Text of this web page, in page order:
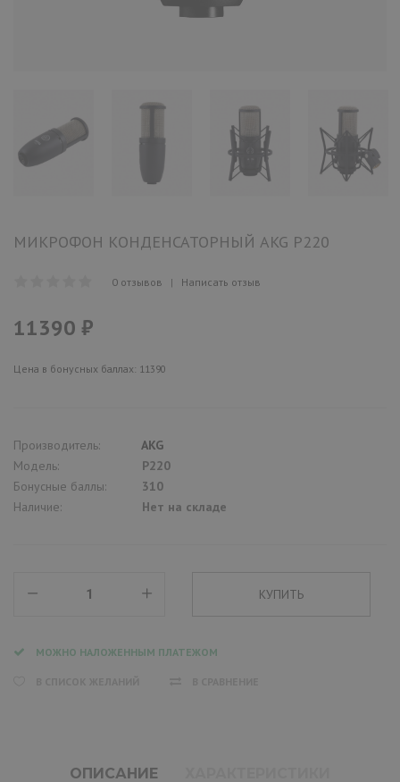
МИКРОФОН КОНДЕНСАТОРНЫЙ AKG P220
0 отзывов | Написать отзыв
11390 ₽
Цена в бонусных баллах: 11390
Производитель:
AKG
Модель:
P220
Бонусные баллы:
310
Наличие:
Нет на складе
МОЖНО НАЛОЖЕННЫМ ПЛАТЕЖОМ
ОПИСАНИЕ